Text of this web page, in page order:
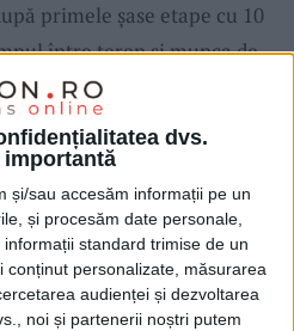
dvs.
importantă
și/sau accesăm informații pe un
și procesăm date personale,
standard trimise de un
conținut personalizate, măsurarea
audienței și dezvoltarea
noi și partenerii noștri putem
primele șase etape cu 10
între teren și munca de
, unde modelează o
de fotbal. În
CSC Berzobis Berzovia
ACS Lupii Argintii. Într-un
despre motivație,
într-o lume tot mai